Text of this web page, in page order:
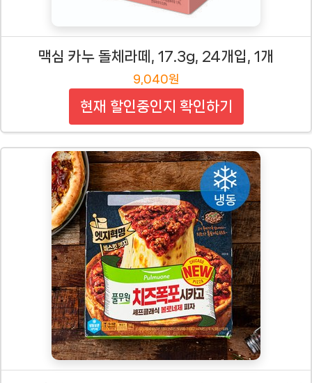
맥심 카누 돌체라떼, 17.3g, 24개입, 1개
9,040원
현재 할인중인지 확인하기